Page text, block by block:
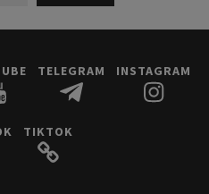
TELEGRAM INSTAGRAM
TIKTOK